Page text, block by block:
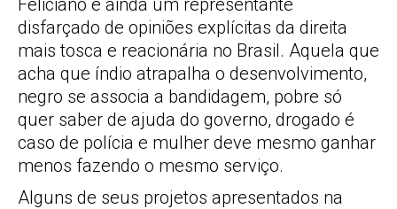
Feliciano é ainda um representante
disfarçado de opiniões explícitas da direita
mais tosca e reacionária no Brasil. Aquela que
acha que índio atrapalha o desenvolvimento,
negro se associa a bandidagem, pobre só
quer saber de ajuda do governo, drogado é
caso de polícia e mulher deve mesmo ganhar
menos fazendo o mesmo serviço.
Alguns de seus projetos apresentados na